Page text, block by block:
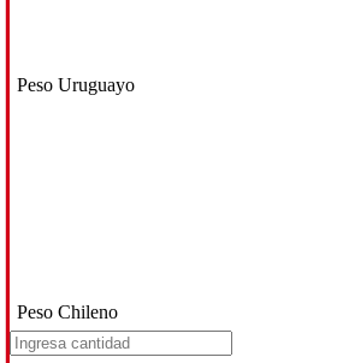
Peso Uruguayo
Peso Chileno